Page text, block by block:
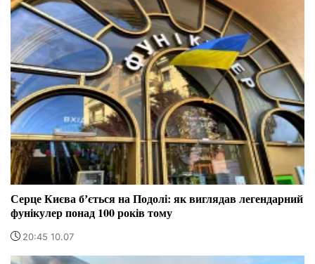
Серце Києва бʼється на Подолі: як виглядав легендарний
фунікулер понад 100 років тому
20:45 10.07